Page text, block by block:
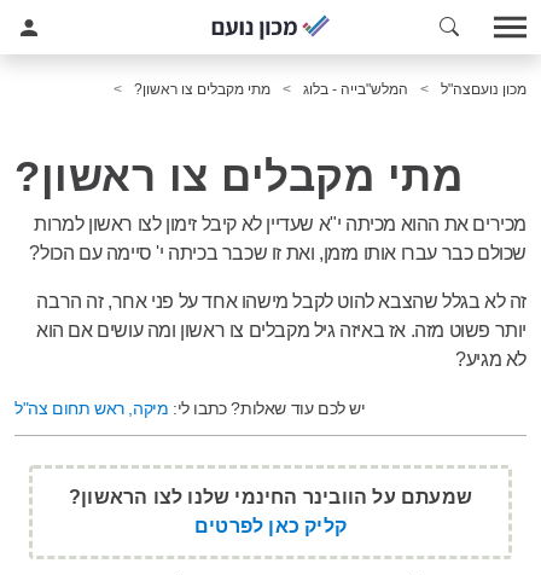
מכון נועםצה"ל המלש"בייה - בלוג מתי מקבלים צו ראשון?
מתי מקבלים צו ראשון?
מכירים את ההוא מכיתה י"א שעדיין לא קיבל זימון לצו ראשון למרות
שכולם כבר עברו אותו מזמן, ואת זו שכבר בכיתה י' סיימה עם הכול?
זה לא בגלל שהצבא להוט לקבל מישהו אחד על פני אחר, זה הרבה
יותר פשוט מזה. אז באיזה גיל מקבלים צו ראשון ומה עושים אם הוא
לא מגיע?
יש לכם עוד שאלות? כתבו לי: מיקה, ראש תחום צה"ל
שמעתם על הוובינר החינמי שלנו לצו הראשון?
קליק כאן לפרטים